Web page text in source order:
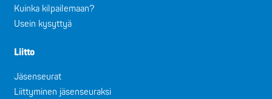
Kuinka kilpailemaan?
Usein kysyttyä
Liitto
Jäsenseurat
Liittyminen jäsenseuraksi